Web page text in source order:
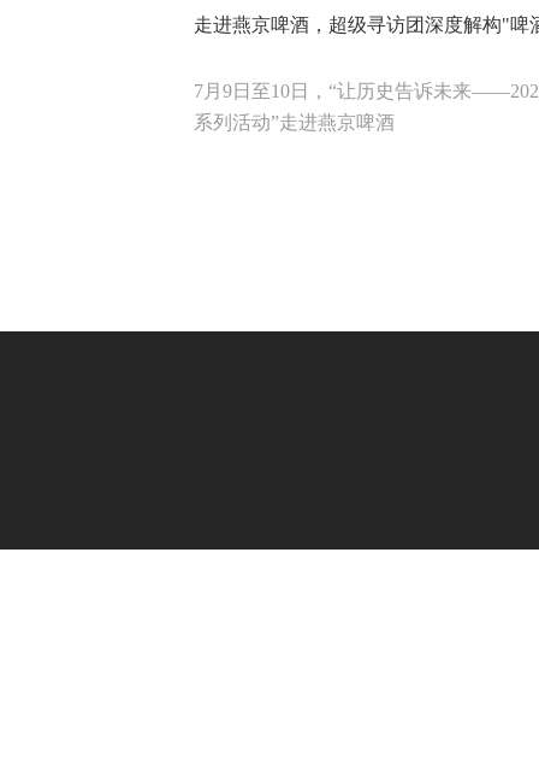
走进燕京啤酒，超级寻访团深度解构"啤
7月9日至10日，“让历史告诉未来
系列活动”走进燕京啤酒